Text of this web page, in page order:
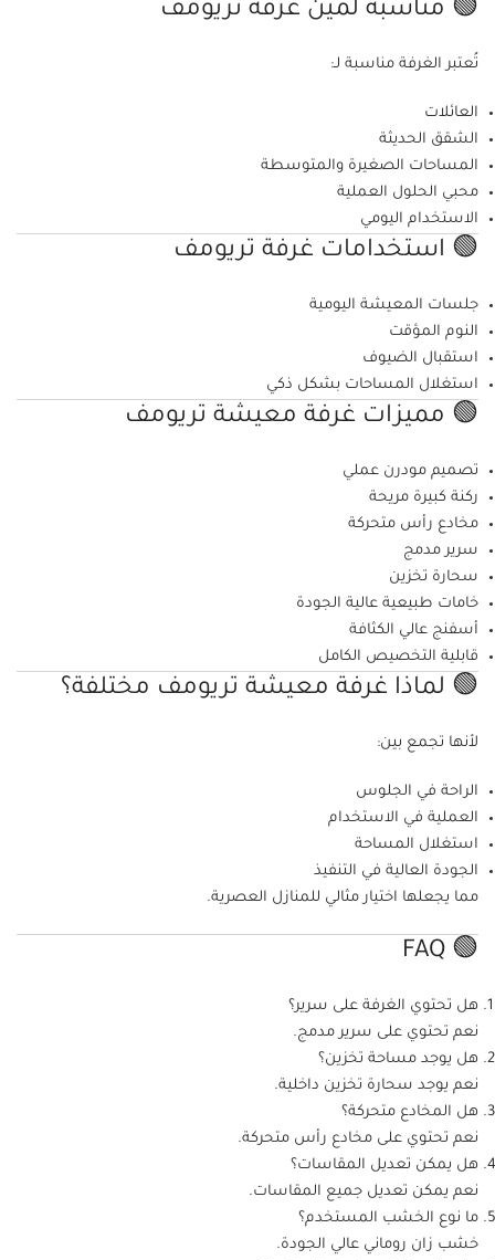
🟢 مناسبة لمين غرفة تريومف
تُعتبر الغرفة مناسبة لـ:
العائلات
الشقق الحديثة
المساحات الصغيرة والمتوسطة
محبي الحلول العملية
الاستخدام اليومي
🟢 استخدامات غرفة تريومف
جلسات المعيشة اليومية
النوم المؤقت
استقبال الضيوف
استغلال المساحات بشكل ذكي
🟢 مميزات غرفة معيشة تريومف
تصميم مودرن عملي
ركنة كبيرة مريحة
مخادع رأس متحركة
سرير مدمج
سحارة تخزين
خامات طبيعية عالية الجودة
أسفنج عالي الكثافة
قابلية التخصيص الكامل
🟢 لماذا غرفة معيشة تريومف مختلفة؟
لأنها تجمع بين:
الراحة في الجلوس
العملية في الاستخدام
استغلال المساحة
الجودة العالية في التنفيذ
مما يجعلها اختيار مثالي للمنازل العصرية.
🟢 FAQ
هل تحتوي الغرفة على سرير؟
نعم تحتوي على سرير مدمج.
هل يوجد مساحة تخزين؟
نعم يوجد سحارة تخزين داخلية.
هل المخادع متحركة؟
نعم تحتوي على مخادع رأس متحركة.
هل يمكن تعديل المقاسات؟
نعم يمكن تعديل جميع المقاسات.
ما نوع الخشب المستخدم؟
خشب زان روماني عالي الجودة.